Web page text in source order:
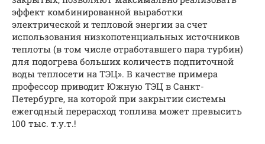
эффект комбинированной выработки
электрической и тепловой энергии за счет
использования низкопотенциальных источников
теплоты (в том числе отработавшего пара турбин)
для подогрева больших количеств подпиточной
воды теплосети на ТЭЦ». В качестве примера
профессор приводит Южную ТЭЦ в Санкт-
Петербурге, на которой при закрытии системы
ежегодный перерасход топлива может превысить
100 тыс. т.у.т.!